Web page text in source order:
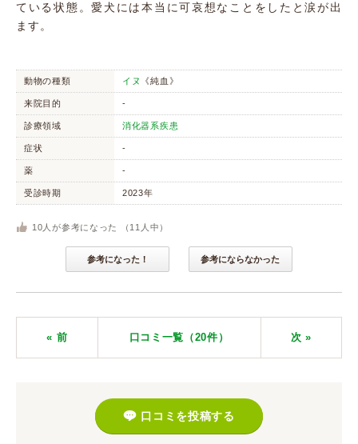
ている状態。愛犬には本当に可哀想なことをしたと涙が出
ます。
動物の種類 イヌ 《純血》
来院目的 -
診療領域 消化器系疾患
症状 -
薬 -
受診時期 2023年
10 人が参考になった （ 11 人中）
参考になった！ 参考にならなかった
« 前 口コミ一覧（20件） 次 »
口コミを投稿する